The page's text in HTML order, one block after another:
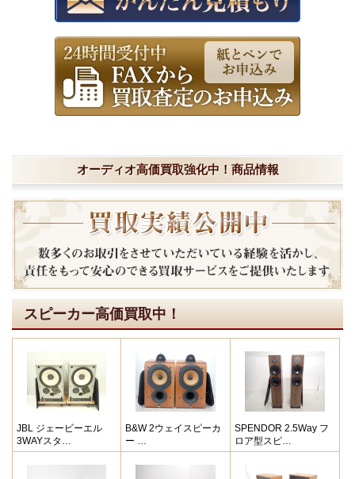
オーディオ高価買取強化中！商品情報
スピーカー高価買取中！
JBL ジェービーエル
3WAYスタ…
B&W 2ウェイスピーカ
ー …
SPENDOR 2.5Way フ
ロア型スピ…